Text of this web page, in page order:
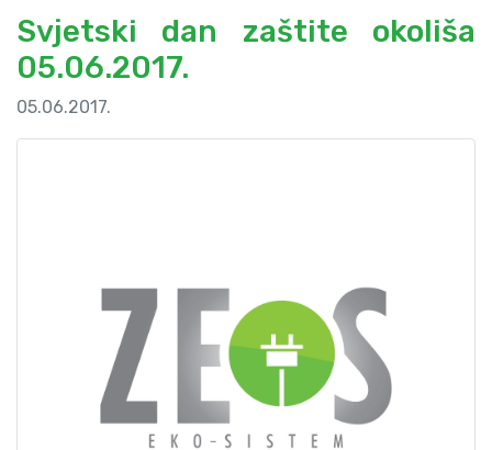
Svjetski dan zaštite okoliša
05.06.2017.
05.06.2017.